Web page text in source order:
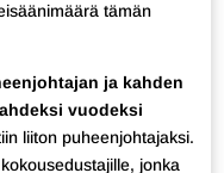
tämän
ja kahden
vuodeksi
liiton puheenjohtajaksi.
jonka